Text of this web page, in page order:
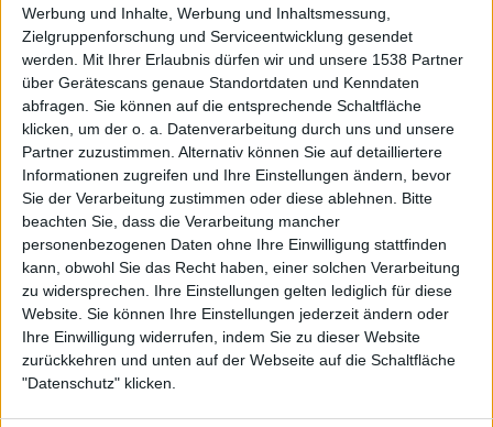
Werbung und Inhalte, Werbung und Inhaltsmessung,
Zielgruppenforschung und Serviceentwicklung gesendet
werden.
Mit Ihrer Erlaubnis dürfen wir und unsere 1538 Partner
über Gerätescans genaue Standortdaten und Kenndaten
abfragen. Sie können auf die entsprechende Schaltfläche
klicken, um der o. a. Datenverarbeitung durch uns und unsere
Partner zuzustimmen. Alternativ können Sie auf detailliertere
Informationen zugreifen und Ihre Einstellungen ändern, bevor
Sie der Verarbeitung zustimmen oder diese ablehnen.
Bitte
beachten Sie, dass die Verarbeitung mancher
personenbezogenen Daten ohne Ihre Einwilligung stattfinden
kann, obwohl Sie das Recht haben, einer solchen Verarbeitung
zu widersprechen. Ihre Einstellungen gelten lediglich für diese
Website. Sie können Ihre Einstellungen jederzeit ändern oder
Ihre Einwilligung widerrufen, indem Sie zu dieser Website
zurückkehren und unten auf der Webseite auf die Schaltfläche
"Datenschutz" klicken.